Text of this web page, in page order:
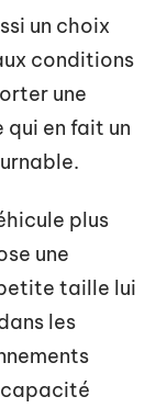
un choix
conditions
une
en fait un
plus
une
taille lui
les
capacité